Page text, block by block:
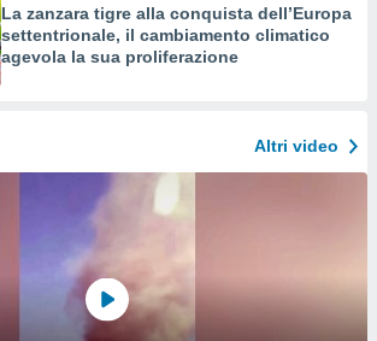
La zanzara tigre alla conquista dell’Europa
settentrionale, il cambiamento climatico
agevola la sua proliferazione
Altri video